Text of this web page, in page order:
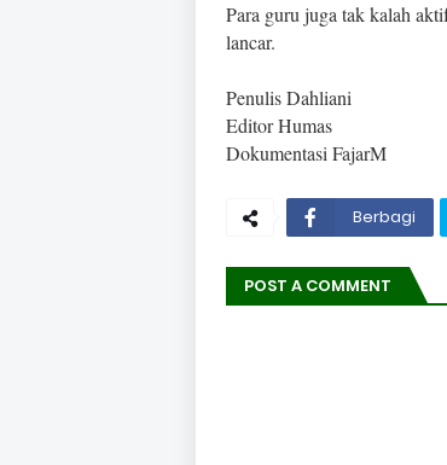
Para guru juga tak kalah
lancar.
Penulis Dahliani
Editor Humas
Dokumentasi FajarM
Berbagi
POST A COMMENT